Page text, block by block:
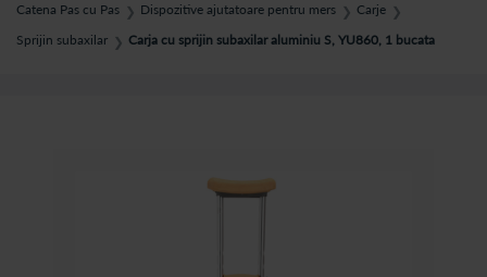
Catena Pas cu Pas ❯ Dispozitive ajutatoare pentru mers ❯ Carje ❯
Sprijin subaxilar ❯ Carja cu sprijin subaxilar aluminiu S, YU860, 1 bucata